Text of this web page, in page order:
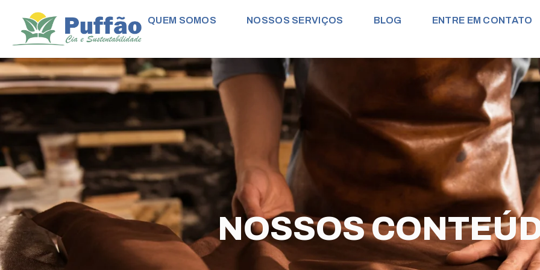
QUEM SOMOS NOSSOS SERVIÇOS BLOG ENTRE EM CONTATO
NOSSOS